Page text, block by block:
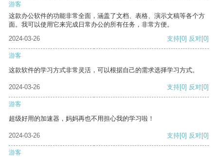
游客
这款办公软件的功能非常全面，涵盖了文档、表格、演示文稿等各个方
面。我可以使用它来完成日常办公的所有任务，非常方便。
2024-03-26
支持[0] 反对[0]
游客
这款软件的学习方式非常灵活，可以根据自己的需求选择学习方式。
2024-03-26 支持[0] 反对[0]
游客
超级好用的加速器，妈妈再也不用担心我的学习啦！
2024-03-26 支持[0] 反对[0]
游客